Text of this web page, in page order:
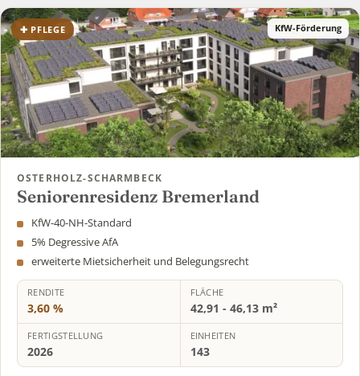
✚ PFLEGE KfW-Förderung
OSTERHOLZ-SCHARMBECK
Seniorenresidenz Bremerland
KfW-40-NH-Standard
5% Degressive AfA
erweiterte Mietsicherheit und Belegungsrecht
RENDITE
3,60 %
FLÄCHE
42,91 - 46,13 m²
FERTIGSTELLUNG
2026
EINHEITEN
143